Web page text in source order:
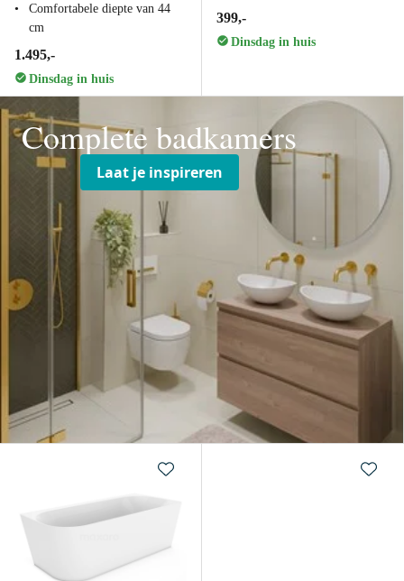
Comfortabele diepte van 44
cm
1.495,-
Dinsdag in huis
399,-
Dinsdag in huis
Complete badkamers
Laat je inspireren